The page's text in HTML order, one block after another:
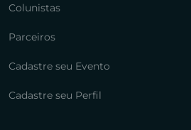
Colunistas
Parceiros
Cadastre seu Evento
Cadastre seu Perfil